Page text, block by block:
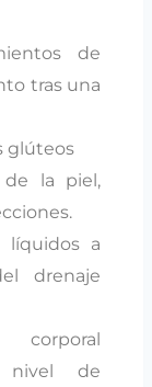
de
tras una
glúteos
de la piel,
líquidos a
drenaje
nivel de